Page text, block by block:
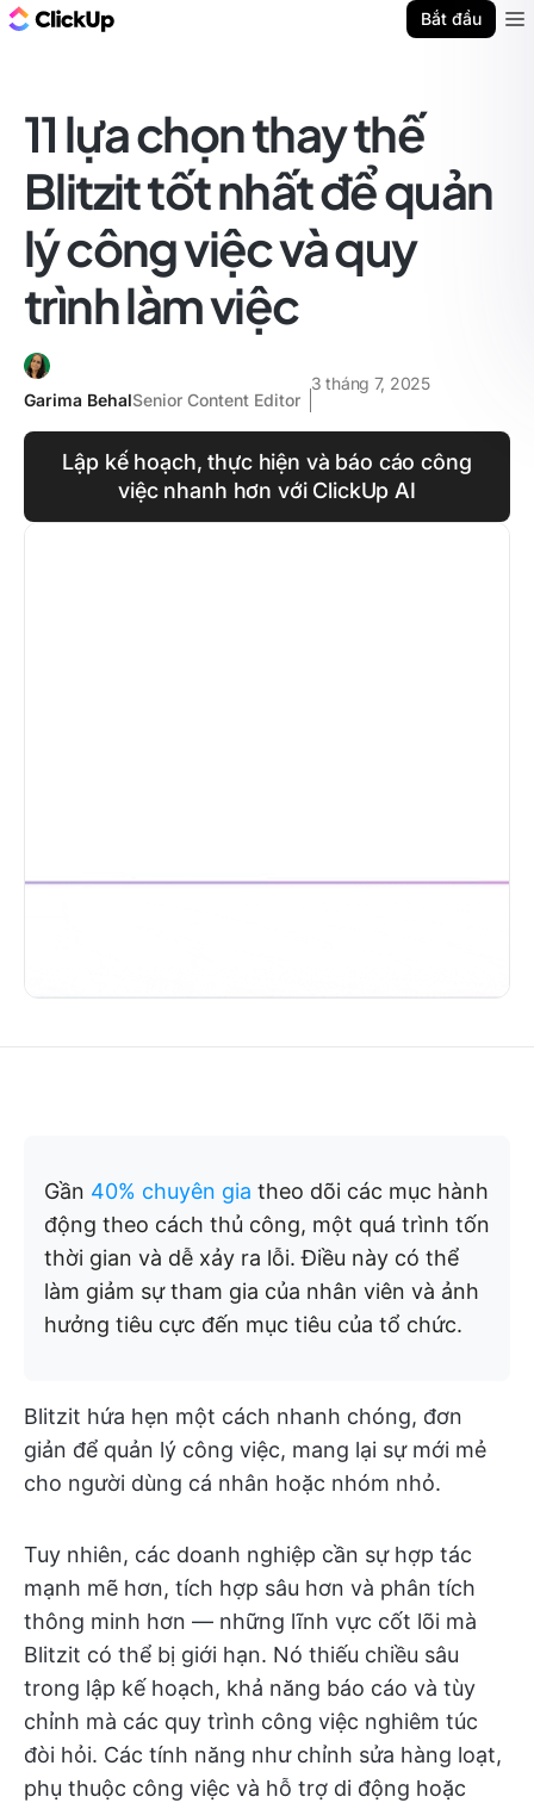
Bắt đầu
11 lựa chọn thay thế
Blitzit tốt nhất để quản
lý công việc và quy
trình làm việc
Garima BehalSenior Content Editor
3 tháng 7, 2025
Lập kế hoạch, thực hiện và báo cáo công
việc nhanh hơn với ClickUp AI
Gần 40% chuyên gia theo dõi các mục hành
động theo cách thủ công, một quá trình tốn
thời gian và dễ xảy ra lỗi. Điều này có thể
làm giảm sự tham gia của nhân viên và ảnh
hưởng tiêu cực đến mục tiêu của tổ chức.
Blitzit hứa hẹn một cách nhanh chóng, đơn
giản để quản lý công việc, mang lại sự mới mẻ
cho người dùng cá nhân hoặc nhóm nhỏ.
Tuy nhiên, các doanh nghiệp cần sự hợp tác
mạnh mẽ hơn, tích hợp sâu hơn và phân tích
thông minh hơn — những lĩnh vực cốt lõi mà
Blitzit có thể bị giới hạn. Nó thiếu chiều sâu
trong lập kế hoạch, khả năng báo cáo và tùy
chỉnh mà các quy trình công việc nghiêm túc
đòi hỏi. Các tính năng như chỉnh sửa hàng loạt,
phụ thuộc công việc và hỗ trợ di động hoặc